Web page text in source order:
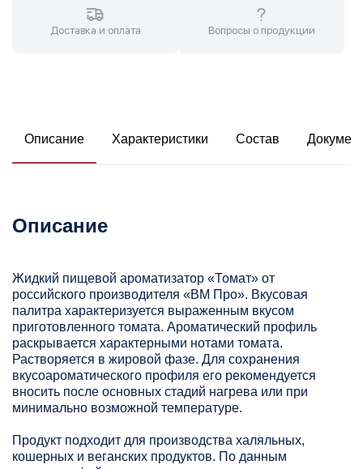
Доставка и оплата Вопросы о продукции
Описание Характеристики Состав
Описание
Жидкий пищевой ароматизатор «Томат» от
российского производителя «ВМ Про». Вкусовая
палитра характеризуется выраженным вкусом
приготовленного томата. Ароматический профиль
раскрывается характерными нотами томата.
Растворяется в жировой фазе. Для сохранения
вкусоароматического профиля его рекомендуется
вносить после основных стадий нагрева или при
минимально возможной температуре.
Продукт подходит для производства халяльных,
кошерных и веганских продуктов. По данным